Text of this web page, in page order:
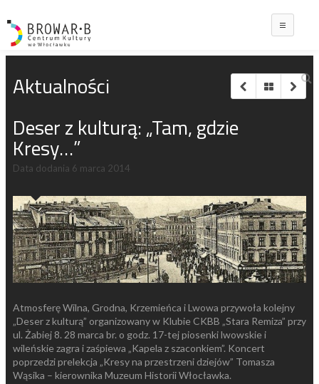
Aktualności
Deser z kulturą: „Tam, gdzie
Kresy…”
Data dodania 6 marca 2014
Atmosferę Wilna, Grodna, Krzemieńca i Lwowa przywoła kolejny
„Deser z kulturą” organizowany w Klubie CKBB „Stara Remiza” przy
ul. Żabiej 8. 28 marca br. o godz. 17-tej piosenki lwowskie i
wileńskie zagra i zaśpiewa „Kapela z szaconkiem”. Koncert
poprzedzi prelekcja „Kresy na przestrzeni dziejów” Tomasza
Wąsika – kierownika Muzeum Historii Włocławka.